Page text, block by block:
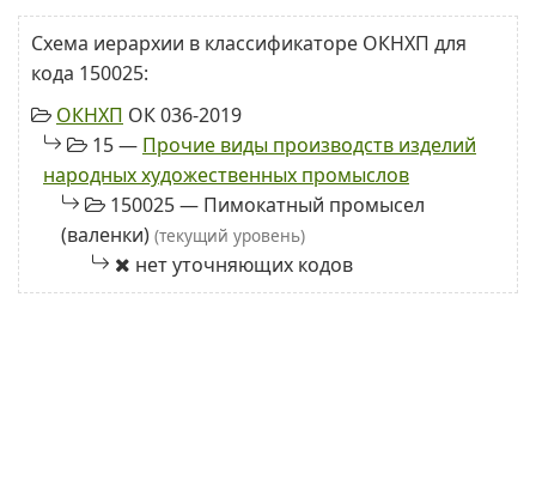
Схема иерархии в классификаторе ОКНХП для
кода 150025:
ОКНХП ОК 036-2019
15 — Прочие виды производств изделий
народных художественных промыслов
150025 — Пимокатный промысел
(валенки) (текущий уровень)
нет уточняющих кодов